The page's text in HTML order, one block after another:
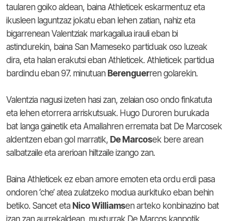
taularen goiko aldean, baina Athleticek eskarmentuz eta
ikusleen laguntzaz jokatu eban lehen zatian, nahiz eta
bigarrenean Valentziak markagailua irauli eban bi
astindurekin, baina San Mameseko partiduak oso luzeak
dira, eta halan erakutsi eban Athleticek. Athleticek partidua
bardindu eban 97. minutuan Berenguerren golarekin.
Valentzia nagusi izeten hasi zan, zelaian oso ondo finkatuta
eta lehen etorrera arriskutsuak. Hugo Duroren burukada
bat langa gainetik eta Amallahren erremata bat De Marcosek
aldentzen eban gol marratik, De Marcosek bere arean
salbatzaile eta arerioan hiltzaile izango zan.
Baina Athleticek ez eban amore emoten eta ordu erdi pasa
ondoren ‘che’ atea zulatzeko modua aurkituko eban behin
betiko. Sancet eta Nico Williamsen arteko konbinazino bat